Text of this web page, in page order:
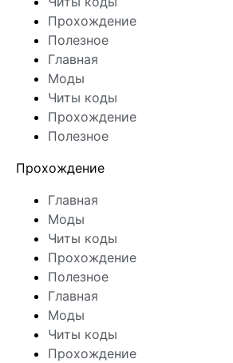
Прохождение
Полезное
Главная
Моды
Читы коды
Прохождение
Полезное
Прохождение
Главная
Моды
Читы коды
Прохождение
Полезное
Главная
Моды
Читы коды
Прохождение